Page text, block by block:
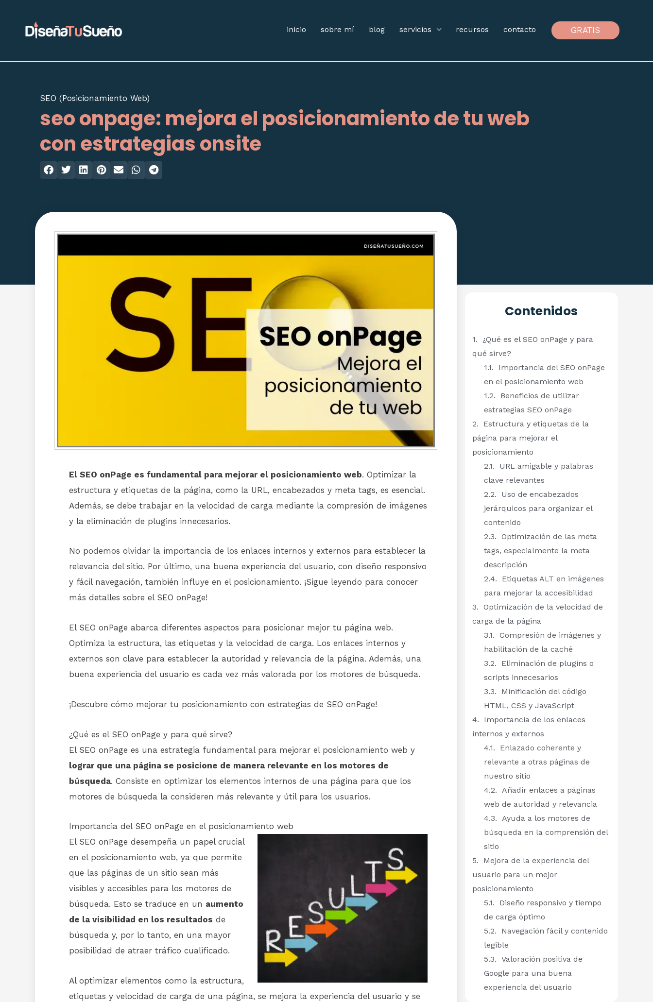
contenido
inicio sobre mí blog servicios recursos contacto GRATIS
SEO (Posicionamiento Web)
seo onpage: mejora el posicionamiento de tu web
con estrategias onsite
El SEO onPage es fundamental para mejorar el posicionamiento web. Optimizar la
estructura y etiquetas de la página, como la URL, encabezados y meta tags, es esencial.
Además, se debe trabajar en la velocidad de carga mediante la compresión de imágenes
y la eliminación de plugins innecesarios.
No podemos olvidar la importancia de los enlaces internos y externos para establecer la
relevancia del sitio. Por último, una buena experiencia del usuario, con diseño responsivo
y fácil navegación, también influye en el posicionamiento. ¡Sigue leyendo para conocer
más detalles sobre el SEO onPage!
El SEO onPage abarca diferentes aspectos para posicionar mejor tu página web.
Optimiza la estructura, las etiquetas y la velocidad de carga. Los enlaces internos y
externos son clave para establecer la autoridad y relevancia de la página. Además, una
buena experiencia del usuario es cada vez más valorada por los motores de búsqueda.
¡Descubre cómo mejorar tu posicionamiento con estrategias de SEO onPage!
¿Qué es el SEO onPage y para qué sirve?
El SEO onPage es una estrategia fundamental para mejorar el posicionamiento web y
lograr que una página se posicione de manera relevante en los motores de
búsqueda. Consiste en optimizar los elementos internos de una página para que los
motores de búsqueda la consideren más relevante y útil para los usuarios.
Importancia del SEO onPage en el posicionamiento web
El SEO onPage desempeña un papel crucial
en el posicionamiento web, ya que permite
que las páginas de un sitio sean más
visibles y accesibles para los motores de
búsqueda. Esto se traduce en un aumento
de la visibilidad en los resultados de
búsqueda y, por lo tanto, en una mayor
posibilidad de atraer tráfico cualificado.
Al optimizar elementos como la estructura,
etiquetas y velocidad de carga de una página, se mejora la experiencia del usuario y se
Contenidos
¿Qué es el SEO onPage y para
qué sirve?
Importancia del SEO onPage
en el posicionamiento web
Beneficios de utilizar
estrategias SEO onPage
Estructura y etiquetas de la
página para mejorar el
posicionamiento
URL amigable y palabras
clave relevantes
Uso de encabezados
jerárquicos para organizar el
contenido
Optimización de las meta
tags, especialmente la meta
descripción
Etiquetas ALT en imágenes
para mejorar la accesibilidad
Optimización de la velocidad de
carga de la página
Compresión de imágenes y
habilitación de la caché
Eliminación de plugins o
scripts innecesarios
Minificación del código
HTML, CSS y JavaScript
Importancia de los enlaces
internos y externos
Enlazado coherente y
relevante a otras páginas de
nuestro sitio
Añadir enlaces a páginas
web de autoridad y relevancia
Ayuda a los motores de
búsqueda en la comprensión del
sitio
Mejora de la experiencia del
usuario para un mejor
posicionamiento
Diseño responsivo y tiempo
de carga óptimo
Navegación fácil y contenido
legible
Valoración positiva de
Google para una buena
experiencia del usuario